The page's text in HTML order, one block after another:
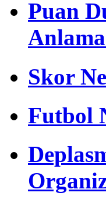
Puan
Skor
Futbol